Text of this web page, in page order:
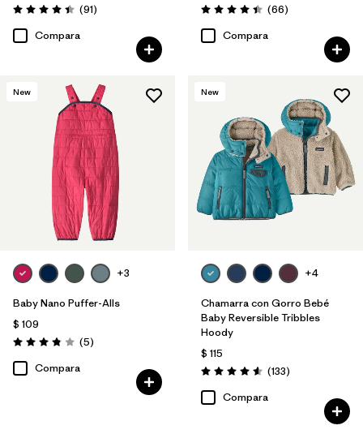
Valoración: 4.4 / 5
(91Comentarios
)
Compara
Valoración: 4.4 / 5
(66Comentarios
)
Compara
New
+3
Baby Nano Puffer-Alls
$ 109
Valoración: 3.8 / 5
(5Comentarios
)
Compara
New
+4
Chamarra con Gorro Bebé
Baby Reversible Tribbles
Hoody
$ 115
Valoración: 4.6 / 5
(133Comentarios
)
Compara